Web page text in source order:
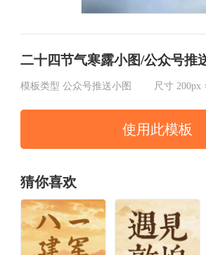
二十四节气寒露小图/公众号推
模板类型 公众号推送小图 尺寸 200px
使用此模板
猜你喜欢